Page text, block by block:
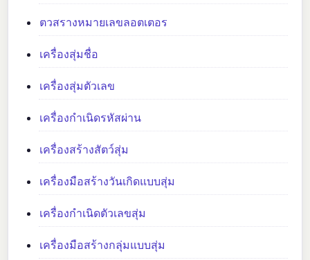
ตวสรางหมายเลขลอตเตอร
เครื่องสุ่มชื่อ
เครื่องสุ่มตัวเลข
เครื่องกำเนิดรหัสผ่าน
เครื่องสร้างสัตว์สุ่ม
เครื่องมือสร้างวันเกิดแบบสุ่ม
เครื่องกำเนิดตัวเลขสุ่ม
เครื่องมือสร้างกลุ่มแบบสุ่ม